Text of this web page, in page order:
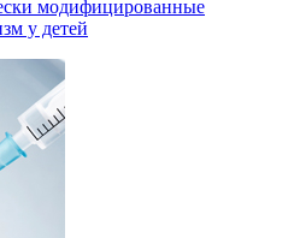
модифицированные
у детей